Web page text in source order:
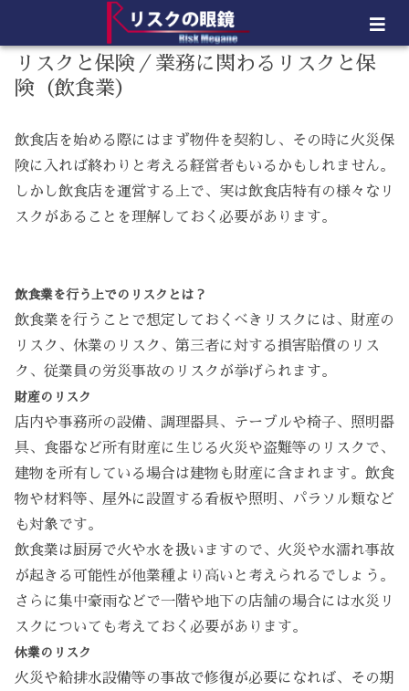
リスクと保険／業務に関わるリスクと保
険（飲食業）
飲食店を始める際にはまず物件を契約し、その時に火災保
険に入れば終わりと考える経営者もいるかもしれません。
しかし飲食店を運営する上で、実は飲食店特有の様々なリ
スクがあることを理解しておく必要があります。
飲食業を行う上でのリスクとは？
飲食業を行うことで想定しておくべきリスクには、財産の
リスク、休業のリスク、第三者に対する損害賠償のリス
ク、従業員の労災事故のリスクが挙げられます。
財産のリスク
店内や事務所の設備、調理器具、テーブルや椅子、照明器
具、食器など所有財産に生じる火災や盗難等のリスクで、
建物を所有している場合は建物も財産に含まれます。飲食
物や材料等、屋外に設置する看板や照明、パラソル類など
も対象です。
飲食業は厨房で火や水を扱いますので、火災や水濡れ事故
が起きる可能性が他業種より高いと考えられるでしょう。
さらに集中豪雨などで一階や地下の店舗の場合には水災リ
スクについても考えておく必要があります。
休業のリスク
火災や給排水設備等の事故で修復が必要になれば、その期